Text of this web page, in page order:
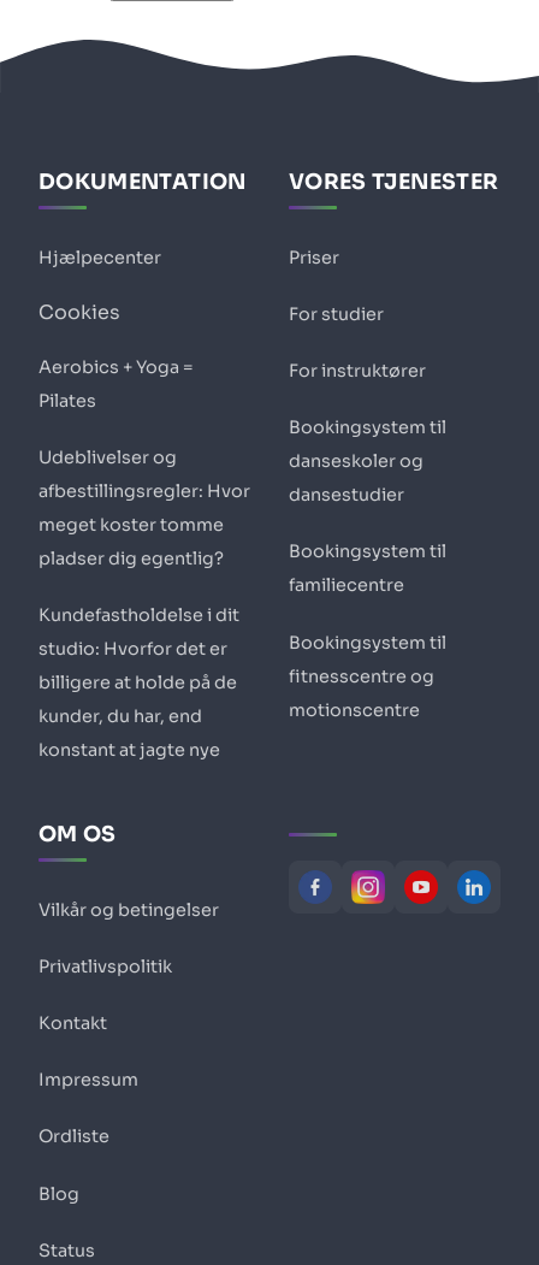
DOKUMENTATION
Hjælpecenter
Cookies
Aerobics + Yoga =
Pilates
Udeblivelser og
afbestillingsregler: Hvor
meget koster tomme
pladser dig egentlig?
Kundefastholdelse i dit
studio: Hvorfor det er
billigere at holde på de
kunder, du har, end
konstant at jagte nye
VORES TJENESTER
Priser
For studier
For instruktører
Bookingsystem til
danseskoler og
dansestudier
Bookingsystem til
familiecentre
Bookingsystem til
fitnesscentre og
motionscentre
OM OS
Vilkår og betingelser
Privatlivspolitik
Kontakt
Impressum
Ordliste
Blog
Status